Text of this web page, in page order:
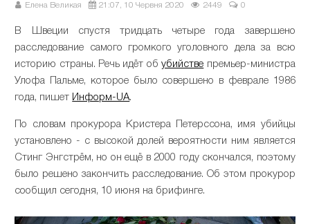
Елена Великая 21:07, 10 Червня 2020 2449 0
В Швеции спустя тридцать четыре года завершено
расследование самого громкого уголовного дела за всю
историю страны. Речь идёт обубийстве премьер-министра
Улофа Пальме, которое было совершено в феврале 1986
года, пишет Информ-UA.
По словам прокурора Кристера Петерссона, имя убийцы
установлено - с высокой долей вероятности ним является
Стинг Энгстрём, но он ещё в 2000 году скончался, поэтому
было решено закончить расследование. Об этом прокурор
сообщил сегодня, 10 июня на брифинге.